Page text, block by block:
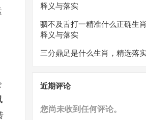
释义与落实
驷不及舌打一精准什么正确生
释义与落实
三分鼎足是什么生肖，精选落
近期评论
您尚未收到任何评论。